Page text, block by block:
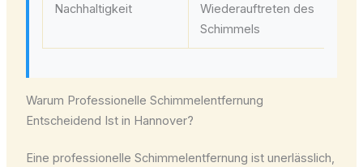
Nachhaltigkeit
Wiederauftreten des
Schimmels
Warum Professionelle Schimmelentfernung
Entscheidend Ist in Hannover?
Eine professionelle Schimmelentfernung ist unerlässlich,